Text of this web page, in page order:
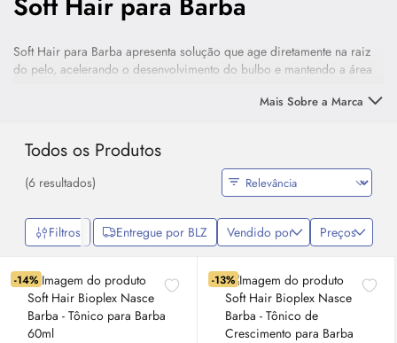
Soft Hair para Barba apresenta solução que age diretamente na raiz
do pelo, acelerando o desenvolvimento do bulbo e mantendo a área
dificuldade de preenchimento integral da barba.Mais Sobre a Marca
Todos os Produtos
(6 resultados)
Filtros Entregue por BLZ Vendido por Preços
-14% -13%